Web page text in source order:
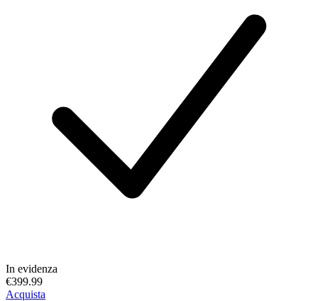
In evidenza
€399.99
Acquista